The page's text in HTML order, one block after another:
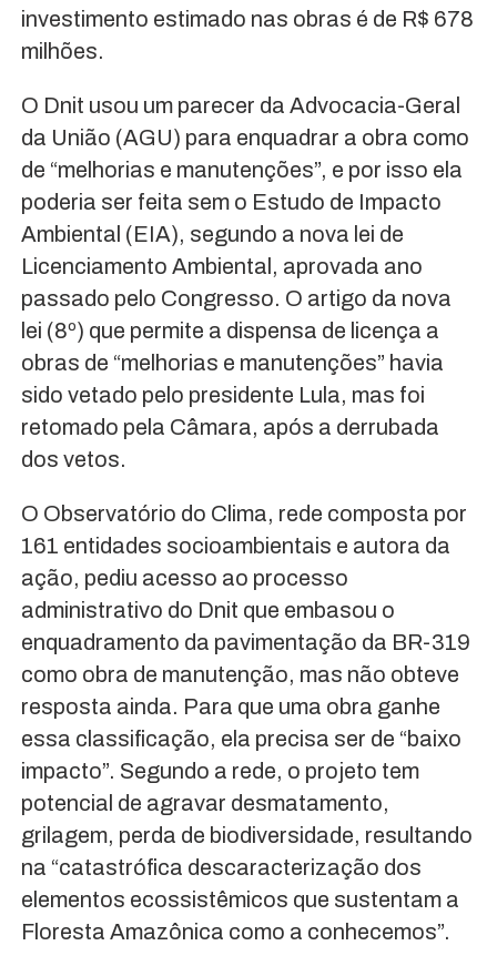
investimento estimado nas obras é de R$ 678
milhões.
O Dnit usou um parecer da Advocacia-Geral
da União (AGU) para enquadrar a obra como
de “melhorias e manutenções”, e por isso ela
poderia ser feita sem o Estudo de Impacto
Ambiental (EIA), segundo a nova lei de
Licenciamento Ambiental, aprovada ano
passado pelo Congresso. O artigo da nova
lei (8º) que permite a dispensa de licença a
obras de “melhorias e manutenções” havia
sido vetado pelo presidente Lula, mas foi
retomado pela Câmara, após a derrubada
dos vetos.
O Observatório do Clima, rede composta por
161 entidades socioambientais e autora da
ação, pediu acesso ao processo
administrativo do Dnit que embasou o
enquadramento da pavimentação da BR-319
como obra de manutenção, mas não obteve
resposta ainda. Para que uma obra ganhe
essa classificação, ela precisa ser de “baixo
impacto”. Segundo a rede, o projeto tem
potencial de agravar desmatamento,
grilagem, perda de biodiversidade, resultando
na “catastrófica descaracterização dos
elementos ecossistêmicos que sustentam a
Floresta Amazônica como a conhecemos”.